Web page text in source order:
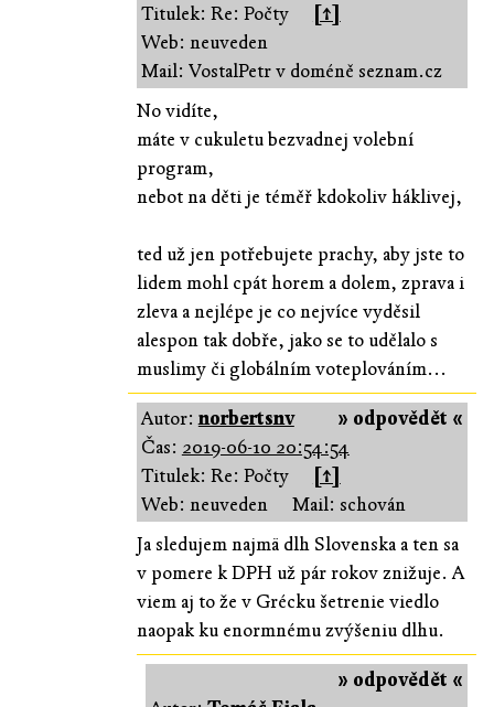
Titulek: Re: Počty
[↑]
Web: neuveden
Mail: VostalPetr v doméně seznam.cz
No vidíte,
máte v cukuletu bezvadnej volební
program,
nebot na děti je téměř kdokoliv háklivej,
ted už jen potřebujete prachy, aby jste to
lidem mohl cpát horem a dolem, zprava i
zleva a nejlépe je co nejvíce vyděsil
alespon tak dobře, jako se to udělalo s
muslimy či globálním voteplováním...
» odpovědět «
Autor:norbertsnv
Čas: 2019-06-10 20:54:54
Titulek: Re: Počty
[↑]
Web: neuveden
Mail: schován
Ja sledujem najmä dlh Slovenska a ten sa
v pomere k DPH už pár rokov znižuje. A
viem aj to že v Grécku šetrenie viedlo
naopak ku enormnému zvýšeniu dlhu.
» odpovědět «